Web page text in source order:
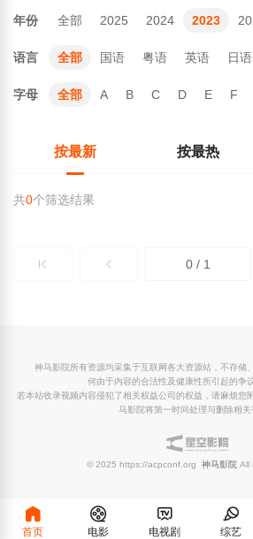
年份 全部 2025 2024 2023
语言 全部 国语 粤语 英语 日语
字母 全部 A B C D E F
按最新 按最热
共0个筛选结果
0 / 1
神马影院所有资源均采集于互联网各大资源站，不存储
何由于内容的合法性及健康性所引起的争
若本站收录视频内容侵犯了相关权益公司的权益，请麻烦您
马影院将第一时间处理与删除相关
© 2025 https://acpconf.org 神马影院 All
首页 电影 电视剧 综艺